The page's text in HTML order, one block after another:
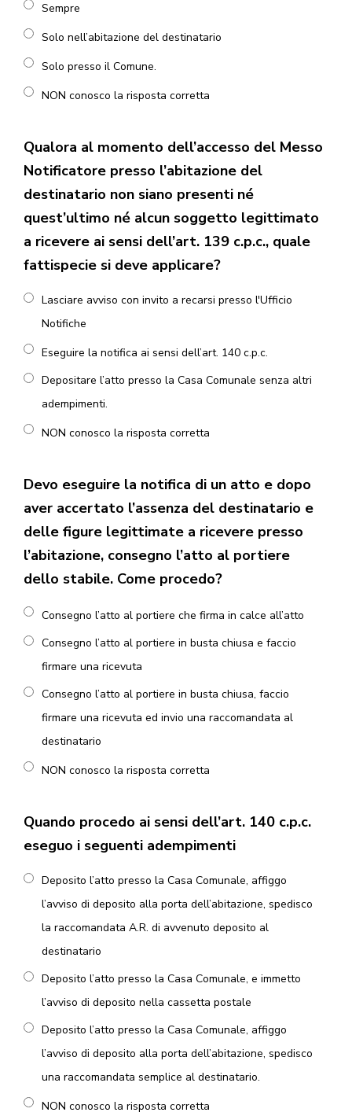
Sempre
Solo nell’abitazione del destinatario
Solo presso il Comune.
NON conosco la risposta corretta
Qualora al momento dell’accesso del Messo
Notificatore presso l’abitazione del
destinatario non siano presenti né
quest’ultimo né alcun soggetto legittimato
a ricevere ai sensi dell’art. 139 c.p.c., quale
fattispecie si deve applicare?
Lasciare avviso con invito a recarsi presso l'Ufficio
Notifiche
Eseguire la notifica ai sensi dell’art. 140 c.p.c.
Depositare l’atto presso la Casa Comunale senza altri
adempimenti.
NON conosco la risposta corretta
Devo eseguire la notifica di un atto e dopo
aver accertato l’assenza del destinatario e
delle figure legittimate a ricevere presso
l’abitazione, consegno l’atto al portiere
dello stabile. Come procedo?
Consegno l’atto al portiere che firma in calce all’atto
Consegno l’atto al portiere in busta chiusa e faccio
firmare una ricevuta
Consegno l’atto al portiere in busta chiusa, faccio
firmare una ricevuta ed invio una raccomandata al
destinatario
NON conosco la risposta corretta
Quando procedo ai sensi dell’art. 140 c.p.c.
eseguo i seguenti adempimenti
Deposito l’atto presso la Casa Comunale, affiggo
l’avviso di deposito alla porta dell’abitazione, spedisco
la raccomandata A.R. di avvenuto deposito al
destinatario
Deposito l’atto presso la Casa Comunale, e immetto
l’avviso di deposito nella cassetta postale
Deposito l’atto presso la Casa Comunale, affiggo
l’avviso di deposito alla porta dell’abitazione, spedisco
una raccomandata semplice al destinatario.
NON conosco la risposta corretta